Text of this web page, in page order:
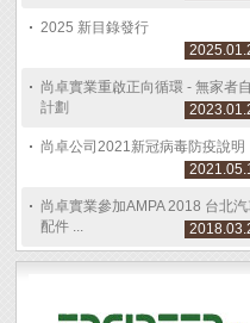
2025 新目錄發行
尚卓實業重啟正向循環 - 無家者
計劃
尚卓公司2021新冠病毒防疫說明
尚卓實業參加AMPA 2018 台北汽
配件 ...